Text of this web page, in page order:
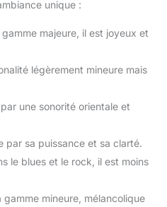
unique :
majeure, il est joyeux et
légèrement mineure mais
une sonorité orientale et
par sa puissance et sa clarté.
le blues et le rock, il est moins
gamme mineure, mélancolique